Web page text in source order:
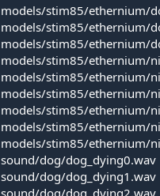
models/stim85/ethernium/
models/stim85/ethernium/
models/stim85/ethernium/
models/stim85/ethernium/
models/stim85/ethernium/
models/stim85/ethernium/
models/stim85/ethernium/
models/stim85/ethernium/
models/stim85/ethernium/
sound/dog/dog_dying0.wav
sound/dog/dog_dying1.wav
sound/dog/dog_dying2.wav